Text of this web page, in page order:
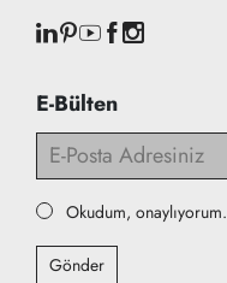
E-Bülten
Okudum, onaylıyorum.
Gönder